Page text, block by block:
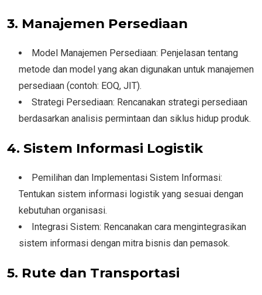
3. Manajemen Persediaan
Model Manajemen Persediaan: Penjelasan tentang
metode dan model yang akan digunakan untuk manajemen
persediaan (contoh: EOQ, JIT).
Strategi Persediaan: Rencanakan strategi persediaan
berdasarkan analisis permintaan dan siklus hidup produk.
4. Sistem Informasi Logistik
Pemilihan dan Implementasi Sistem Informasi:
Tentukan sistem informasi logistik yang sesuai dengan
kebutuhan organisasi.
Integrasi Sistem: Rencanakan cara mengintegrasikan
sistem informasi dengan mitra bisnis dan pemasok.
5. Rute dan Transportasi